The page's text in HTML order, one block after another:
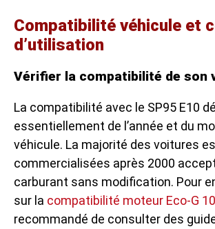
Compatibilité véhicule et
d’utilisation
Vérifier la compatibilité de son
La compatibilité avec le SP95 E10
essentiellement de l’année et du
véhicule. La majorité des voitures
commercialisées après 2000
carburant sans modification. Pour
sur la compatibilité moteur Eco-G
recommandé de consulter des